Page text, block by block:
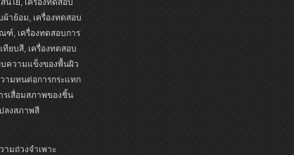
าย้อม, เครื่องทดสอบ
ฑ์, เครื่องทดสอบการ
ยบสี, เครื่องทดสอบ
บความแข็งของพื้นผิว
ามทนต่อการกระแทก
รเสื่อมสภาพของชิ้น
ลงสภาพสี
มถ่วงจำเพาะ